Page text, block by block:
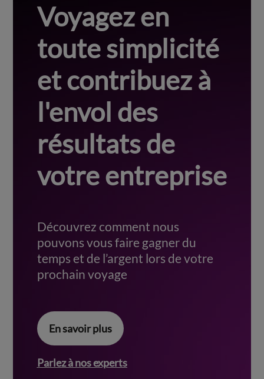
Voyagez en
toute simplicité
et contribuez à
l'envol des
résultats de
votre entreprise
Découvrez comment nous
pouvons vous faire gagner du
temps et de l’argent lors de votre
prochain voyage
En savoir plus
Parlez à nos experts